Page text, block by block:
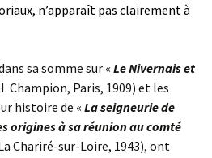
n’apparaît pas clairement à
sa somme sur « Le Nivernais et
Champion, Paris, 1909) et les
histoire de « La seigneurie de
origines à sa réunion au comté
Chariré-sur-Loire, 1943), ont